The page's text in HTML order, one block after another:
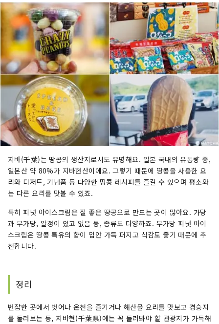
지바(千葉)는 땅콩의 생산지로서도 유명해요. 일본 국내의 유통량 중,
일본산 약 80%가 지바현산이에요. 그렇기 때문에 땅콩을 사용한 요
리와 디저트, 기념품 등 다양한 땅콩 레시피를 즐길 수 있으며 평소와
는 다른 요리를 맛볼 수 있죠.
특히 피넛 아이스크림은 질 좋은 땅콩으로 만드는 곳이 많아요. 가당
과 무가당, 알갱이 있고 없음 등, 종류도 다양하죠. 무가당 피넛 아이
스크림은 땅콩 특유의 향이 입안 가득 퍼지고 식감도 좋기 때문에 추
천합니다.
정리
번잡한 곳에서 벗어나 온천을 즐기거나 해산물 요리를 맛보고 경승지
를 둘러보는 등, 지바현(千葉県)에는 꼭 들러봐야 할 관광지가 가득해